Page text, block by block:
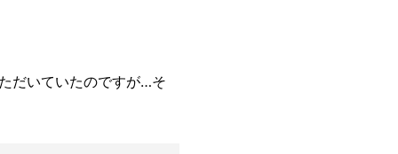
だいていたのですが…そ